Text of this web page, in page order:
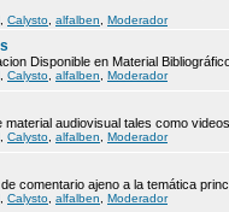
Calysto alfalben Moderador
Disponible en Material
Calysto alfalben Moderador
audiovisual tales como
Calysto alfalben Moderador
comentario ajeno a la temática
Calysto alfalben Moderador